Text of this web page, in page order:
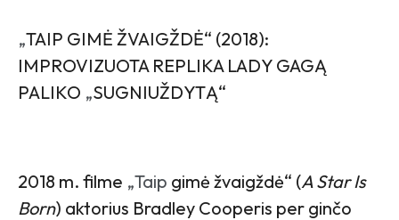
„TAIP GIMĖ ŽVAIGŽDĖ“ (2018):
IMPROVIZUOTA REPLIKA LADY GAGĄ
PALIKO „SUGNIUŽDYTĄ“
2018 m. filme „Taip gimė žvaigždė“ (A Star Is
Born) aktorius Bradley Cooperis per ginčo